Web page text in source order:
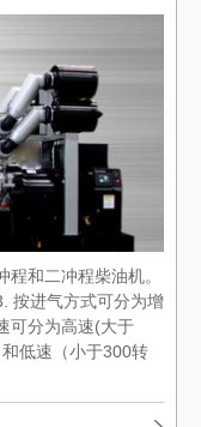
和二冲程柴油机。
按进气方式可分为增
可分为高速(大于
低速（小于300转